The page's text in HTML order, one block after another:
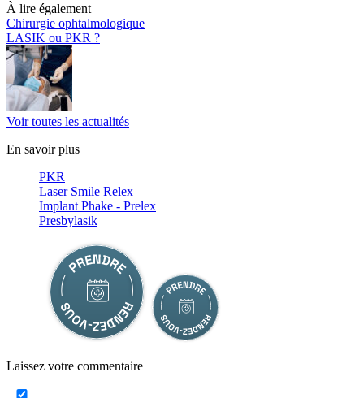
À lire également
Chirurgie ophtalmologique
LASIK ou PKR ?
Voir toutes les actualités
En savoir plus
PKR
Laser Smile Relex
Implant Phake - Prelex
Presbylasik
Laissez votre commentaire